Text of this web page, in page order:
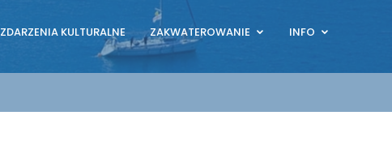
ZDARZENIA KULTURALNE ZAKWATEROWANIE INFO